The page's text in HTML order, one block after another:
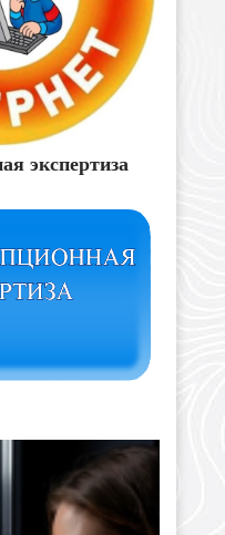
экспертиза